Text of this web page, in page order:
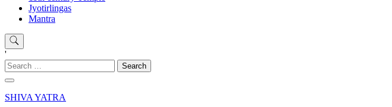
Jyotirlingas
Mantra
'
Search
for:
SHIVA YATRA